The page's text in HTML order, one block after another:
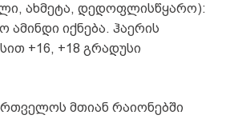
ახმეტა, დედოფლისწყარო):
იქნება. ჰაერის
+16, +18 გრადუსი
მთიან რაიონებში